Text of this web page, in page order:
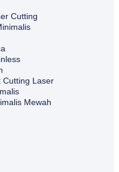
Cutting
Cutting Laser
Mewah